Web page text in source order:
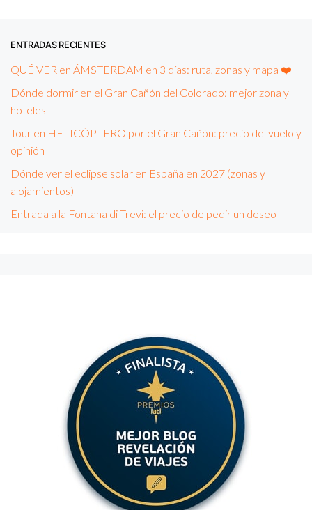
ENTRADAS RECIENTES
QUÉ VER en ÁMSTERDAM en 3 días: ruta, zonas y mapa ❤️
Dónde dormir en el Gran Cañón del Colorado: mejor zona y
hoteles
Tour en HELICÓPTERO por el Gran Cañón: precio del vuelo y
opinión
Dónde ver el eclipse solar en España en 2027 (zonas y
alojamientos)
Entrada a la Fontana di Trevi: el precio de pedir un deseo